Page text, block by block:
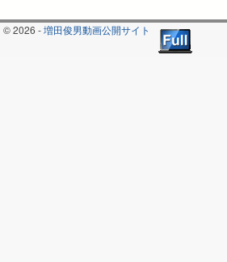
© 2026 -増田俊男動画公開サイト